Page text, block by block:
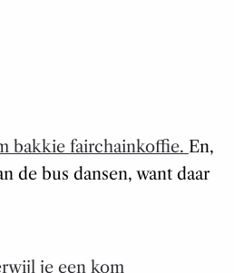
bakkie fairchainkoffie. En,
de bus dansen, want daar
je een kom